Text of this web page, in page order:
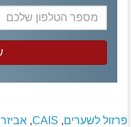
שלכם
מספר
הטלפון
שלכם
פרזול לשערים,
CAIS
,